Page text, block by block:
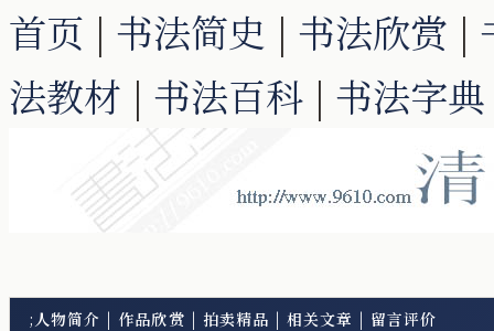
首页 | 书法简史 | 书法欣赏 |
法教材 | 书法百科 | 书法字典
; 人物简介 | 作品欣赏 | 拍卖精品 | 相关文章 | 留言评价